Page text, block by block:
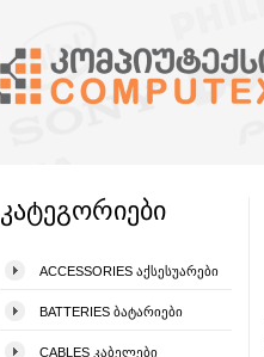
კატეგორიები
ACCESSORIES ᲐᲥᲡᲔᲡᲣᲐᲠᲔᲑᲘ
BATTERIES ᲑᲐᲢᲐᲠᲘᲔᲑᲘ
CABLES ᲙᲐᲑᲔᲚᲔᲑᲘ